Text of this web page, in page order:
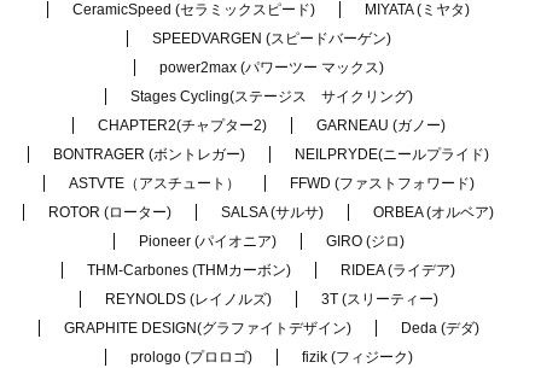
CeramicSpeed (セラミックスピード)
MIYATA (ミヤタ)
SPEEDVARGEN (スピードバーゲン)
power2max (パワーツー マックス)
Stages Cycling(ステージス サイクリング)
CHAPTER2(チャプター2)
GARNEAU (ガノー)
BONTRAGER (ボントレガー)
NEILPRYDE(ニールプライド)
ASTVTE（アスチュート）
FFWD (ファストフォワード)
ROTOR (ローター)
SALSA (サルサ)
ORBEA (オルベア)
Pioneer (パイオニア)
GIRO (ジロ)
THM-Carbones (THMカーボン)
RIDEA (ライデア)
REYNOLDS (レイノルズ)
3T (スリーティー)
GRAPHITE DESIGN(グラファイトデザイン)
Deda (デダ)
prologo (プロロゴ)
fizik (フィジーク)